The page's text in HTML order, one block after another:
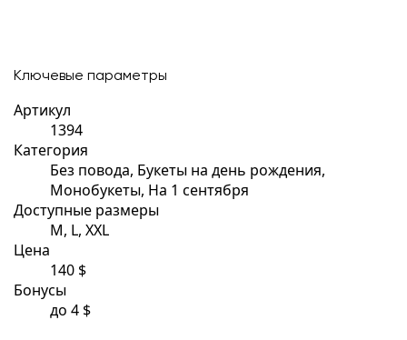
Ключевые параметры
Артикул
1394
Категория
Без повода, Букеты на день рождения,
Монобукеты, На 1 сентября
Доступные размеры
M, L, XXL
Цена
140 $
Бонусы
до 4 $